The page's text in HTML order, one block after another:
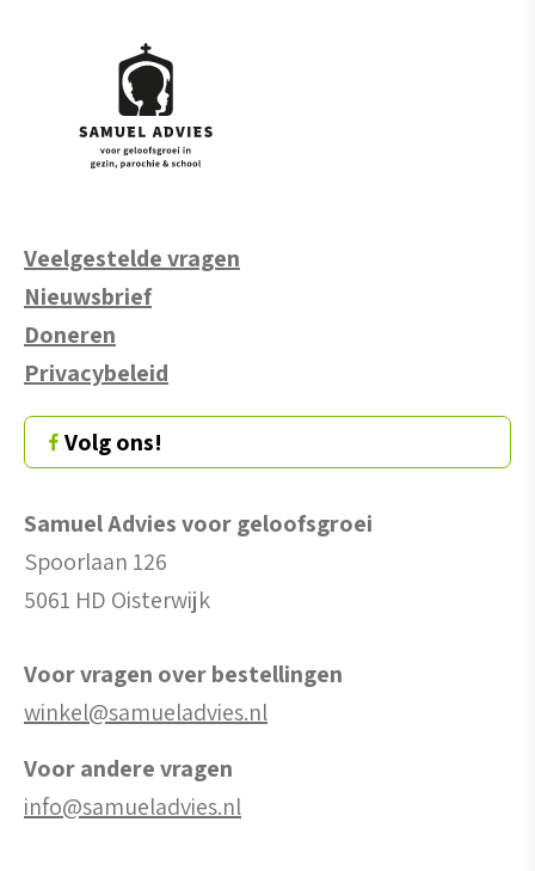
Veelgestelde vragen
Nieuwsbrief
Doneren
Privacybeleid
Volg ons!
Samuel Advies voor geloofsgroei
Spoorlaan 126
5061 HD Oisterwijk
Voor vragen over bestellingen
winkel@samueladvies.nl
Voor andere vragen
info@samueladvies.nl